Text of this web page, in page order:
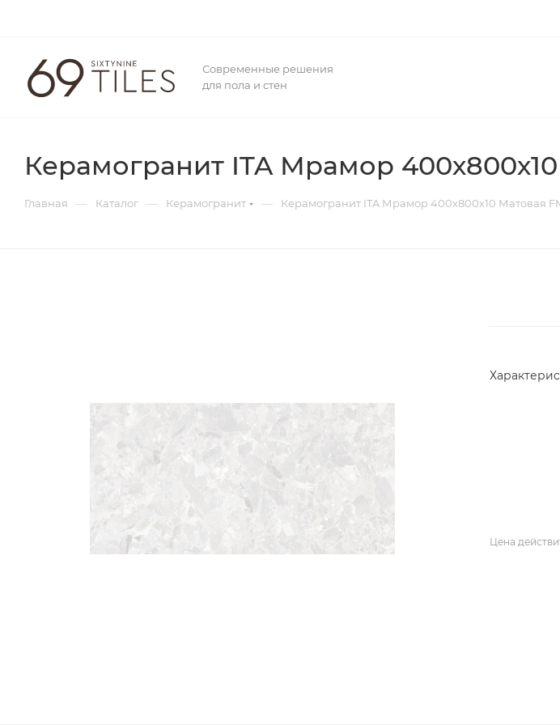
Современные решения
для пола и стен
Керамогранит ITA Мрамор 400х800х10
Главная — Каталог — Керамогранит — Керамогранит ITA Мрамор 400х800х10 Матовая
Цена